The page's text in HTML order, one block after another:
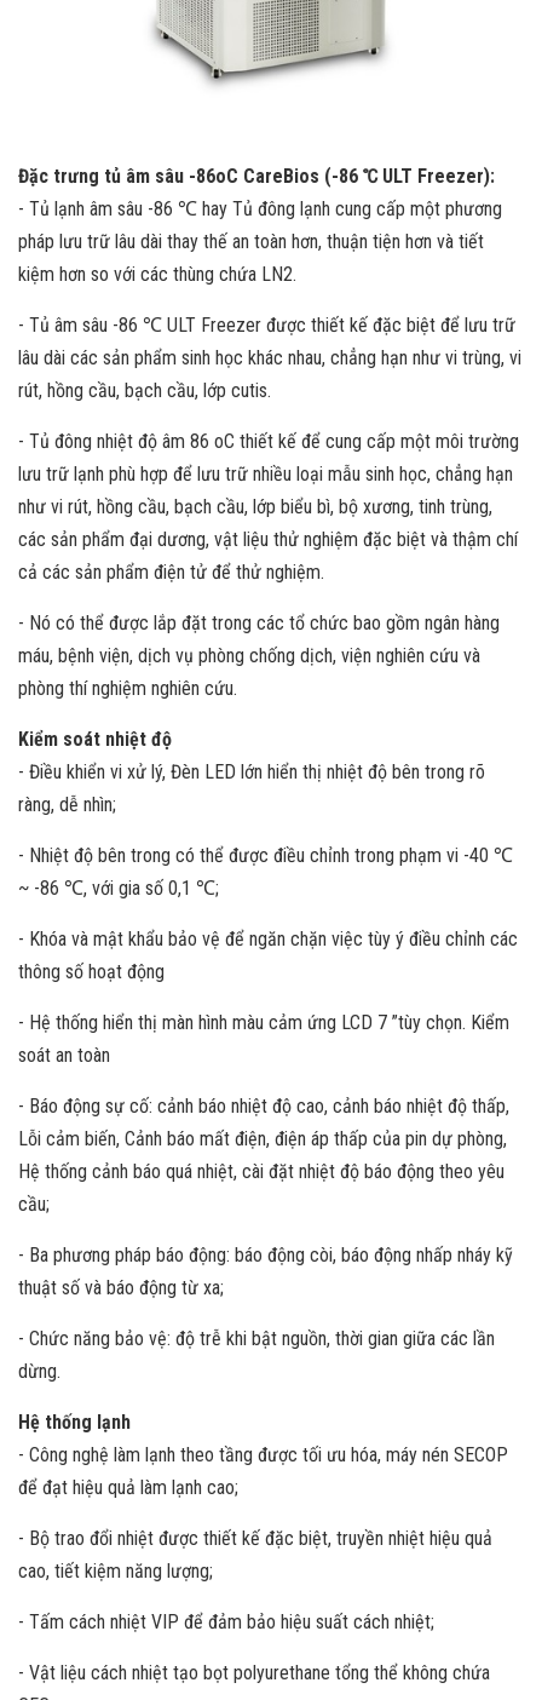
Đặc trưng tủ âm sâu -86oC CareBios (-86 ℃ ULT Freezer):
- Tủ lạnh âm sâu -86 ℃ hay Tủ đông lạnh cung cấp một phương
pháp lưu trữ lâu dài thay thế an toàn hơn, thuận tiện hơn và tiết
kiệm hơn so với các thùng chứa LN2.
- Tủ âm sâu -86 ℃ ULT Freezer được thiết kế đặc biệt để lưu trữ
lâu dài các sản phẩm sinh học khác nhau, chẳng hạn như vi trùng, vi
rút, hồng cầu, bạch cầu, lớp cutis.
- Tủ đông nhiệt độ âm 86 oC thiết kế để cung cấp một môi trường
lưu trữ lạnh phù hợp để lưu trữ nhiều loại mẫu sinh học, chẳng hạn
như vi rút, hồng cầu, bạch cầu, lớp biểu bì, bộ xương, tinh trùng,
các sản phẩm đại dương, vật liệu thử nghiệm đặc biệt và thậm chí
cả các sản phẩm điện tử để thử nghiệm.
- Nó có thể được lắp đặt trong các tổ chức bao gồm ngân hàng
máu, bệnh viện, dịch vụ phòng chống dịch, viện nghiên cứu và
phòng thí nghiệm nghiên cứu.
Kiểm soát nhiệt độ
- Điều khiển vi xử lý, Đèn LED lớn hiển thị nhiệt độ bên trong rõ
ràng, dễ nhìn;
- Nhiệt độ bên trong có thể được điều chỉnh trong phạm vi -40 ℃
~ -86 ℃, với gia số 0,1 ℃;
- Khóa và mật khẩu bảo vệ để ngăn chặn việc tùy ý điều chỉnh các
thông số hoạt động
- Hệ thống hiển thị màn hình màu cảm ứng LCD 7 ”tùy chọn. Kiểm
soát an toàn
- Báo động sự cố: cảnh báo nhiệt độ cao, cảnh báo nhiệt độ thấp,
Lỗi cảm biến, Cảnh báo mất điện, điện áp thấp của pin dự phòng,
Hệ thống cảnh báo quá nhiệt, cài đặt nhiệt độ báo động theo yêu
cầu;
- Ba phương pháp báo động: báo động còi, báo động nhấp nháy kỹ
thuật số và báo động từ xa;
- Chức năng bảo vệ: độ trễ khi bật nguồn, thời gian giữa các lần
dừng.
Hệ thống lạnh
- Công nghệ làm lạnh theo tầng được tối ưu hóa, máy nén SECOP
để đạt hiệu quả làm lạnh cao;
- Bộ trao đổi nhiệt được thiết kế đặc biệt, truyền nhiệt hiệu quả
cao, tiết kiệm năng lượng;
- Tấm cách nhiệt VIP để đảm bảo hiệu suất cách nhiệt;
- Vật liệu cách nhiệt tạo bọt polyurethane tổng thể không chứa